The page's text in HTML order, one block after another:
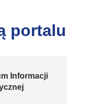
portalu
Informacji